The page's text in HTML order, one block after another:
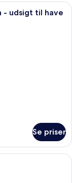
med en
- udsigt til have
Se priser